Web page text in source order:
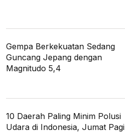
Gempa Berkekuatan Sedang
Guncang Jepang dengan
Magnitudo 5,4
10 Daerah Paling Minim Polusi
Udara di Indonesia, Jumat Pagi